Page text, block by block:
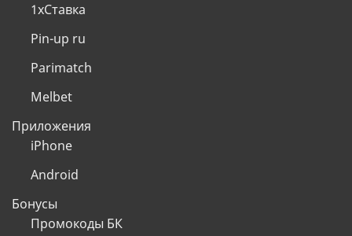
1хСтавка
Pin-up ru
Parimatch
Melbet
Приложения
iPhone
Android
Бонусы
Промокоды БК